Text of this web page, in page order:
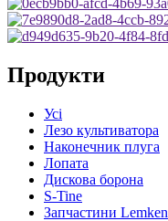
Продукти
Усі
Лезо культиватора
Наконечник плуга
Лопата
Дискова борона
S-Tine
Запчастини Lemken